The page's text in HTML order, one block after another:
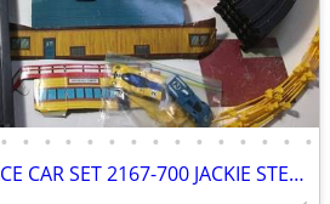
• • • • • • • • • • • • • • •
AFX AURORA SLOT RACE CAR SET 2167-700 JACKIE STEWART WINNERS CIRCLE HO